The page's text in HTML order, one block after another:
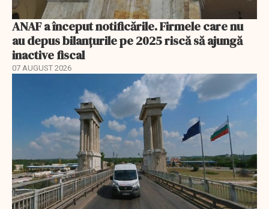
ANAF a început notificările. Firmele care nu
au depus bilanțurile pe 2025 riscă să ajungă
inactive fiscal
07 AUGUST 2026